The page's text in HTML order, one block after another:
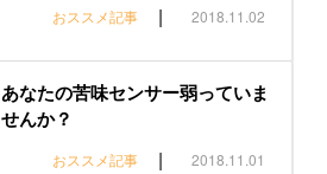
おススメ記事 | 2018.11.02
あなたの苦味センサー弱っていま
せんか？
おススメ記事 | 2018.11.01